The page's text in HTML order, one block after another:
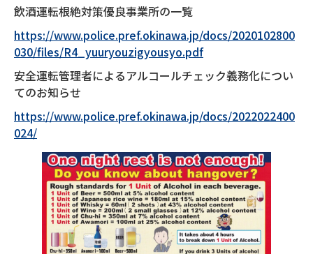
飲酒運転根絶対策優良事業所の一覧
https://www.police.pref.okinawa.jp/docs/2020102800
030/files/R4_yuuryouzigyousyo.pdf
安全運転管理者によるアルコールチェック義務化につい
てのお知らせ
https://www.police.pref.okinawa.jp/docs/2022022400
024/